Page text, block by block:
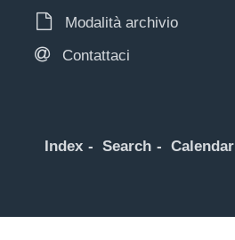
Modalità archivio
Contattaci
Index Search Calendar